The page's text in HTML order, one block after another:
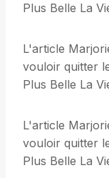
Plus Belle La
L'article
vouloir quitter
Plus Belle La
L'article
vouloir quitter
Plus Belle La